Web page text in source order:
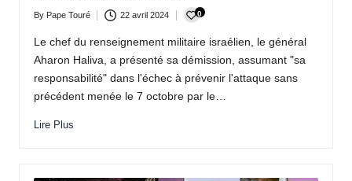
Posted
by
By Pape Touré 22 avril 2024 0
Le chef du renseignement militaire israélien, le général
Aharon Haliva, a présenté sa démission, assumant "sa
responsabilité" dans l'échec à prévenir l'attaque sans
précédent menée le 7 octobre par le…
Lire Plus